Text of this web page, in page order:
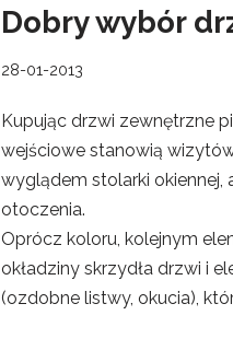
Dobry wybór
28-01-2013
Kupując drzwi zewnętrzne
wejściowe stanowią
wyglądem stolarki okiennej,
otoczenia.
Oprócz koloru, kolejnym
okładziny skrzydła drzwi i
(ozdobne listwy, okucia),